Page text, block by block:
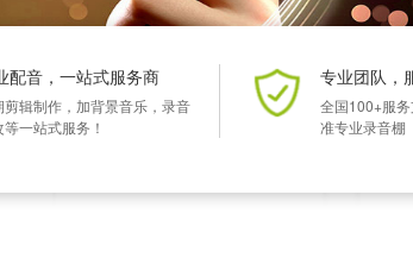
配音，一站式服务商
剪辑制作，加背景音乐，录音
一站式服务！
专业团队，
全国100+服
准专业录音棚